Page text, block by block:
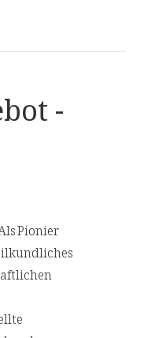
1100 mg
-
Pionier